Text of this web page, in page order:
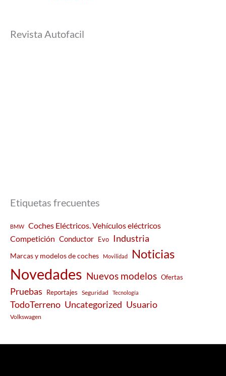
Revista Autofacil
Etiquetas frecuentes
BMW
Coches Eléctricos. Vehículos eléctricos
Competición Conductor Evo Industria
Marcas y modelos de coches Movilidad Noticias
Novedades Nuevos modelos Ofertas
Pruebas Reportajes Seguridad Tecnología
TodoTerreno Uncategorized Usuario
Volkswagen